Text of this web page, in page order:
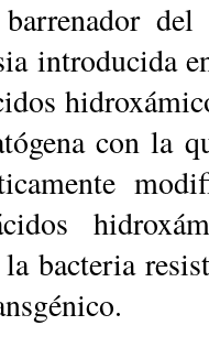
introdu­ci­da
con la
bacteria